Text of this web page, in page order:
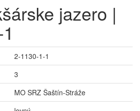
jazero |
2-1130-1-1
3
MO SRZ Šaštín-Stráže